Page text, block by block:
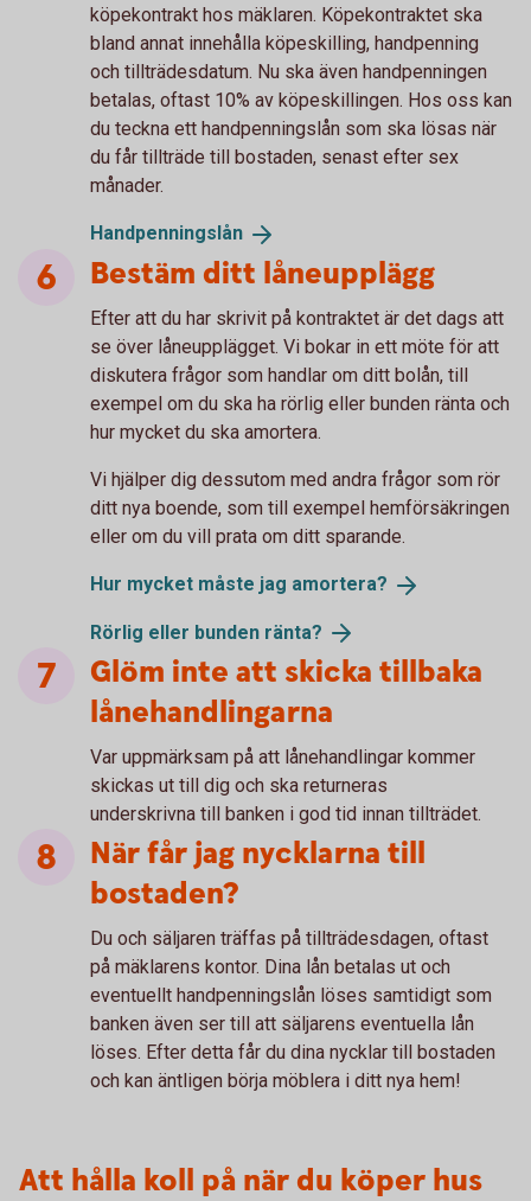
köpekontrakt hos mäklaren. Köpekontraktet ska
bland annat innehålla köpeskilling, handpenning
och tillträdesdatum. Nu ska även handpenningen
betalas, oftast 10% av köpeskillingen. Hos oss kan
du teckna ett handpenningslån som ska lösas när
du får tillträde till bostaden, senast efter sex
månader.
Handpenningslån
Bestäm ditt låneupplägg
Efter att du har skrivit på kontraktet är det dags att
se över låneupplägget. Vi bokar in ett möte för att
diskutera frågor som handlar om ditt bolån, till
exempel om du ska ha rörlig eller bunden ränta och
hur mycket du ska amortera.
Vi hjälper dig dessutom med andra frågor som rör
ditt nya boende, som till exempel hemförsäkringen
eller om du vill prata om ditt sparande.
Hur mycket måste jag amortera?
Rörlig eller bunden ränta?
Glöm inte att skicka tillbaka
lånehandlingarna
Var uppmärksam på att lånehandlingar kommer
skickas ut till dig och ska returneras
underskrivna till banken i god tid innan tillträdet.
När får jag nycklarna till
bostaden?
Du och säljaren träffas på tillträdesdagen, oftast
på mäklarens kontor. Dina lån betalas ut och
eventuellt handpenningslån löses samtidigt som
banken även ser till att säljarens eventuella lån
löses. Efter detta får du dina nycklar till bostaden
och kan äntligen börja möblera i ditt nya hem!
Att hålla koll på när du köper hus